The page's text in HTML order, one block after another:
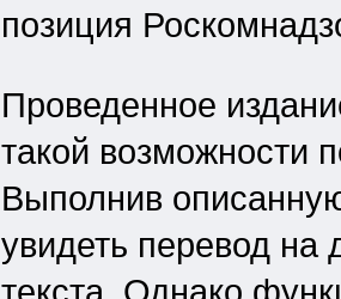
позиция
Проведенное
такой возможности
Выполнив
увидеть перевод на